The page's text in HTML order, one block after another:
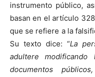
instrumento público,
basan en el artículo
que se refiere a la
Su texto dice: “La
adultere
documentos